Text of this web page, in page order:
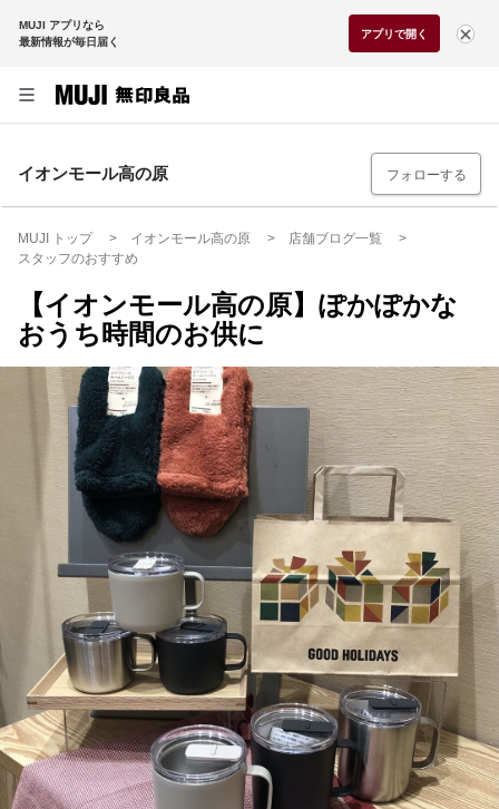
MUJI アプリなら
最新情報が毎日届く
アプリで開く
イオンモール高の原 フォローする
MUJI トップ イオンモール高の原
店舗ブログ一覧
スタッフのおすすめ
【イオンモール高の原】ぽかぽかな
おうち時間のお供に